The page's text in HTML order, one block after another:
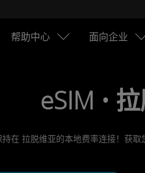
帮助中心 面向企业
eSIM •
持在 拉脱维亚的本地费率连接！获